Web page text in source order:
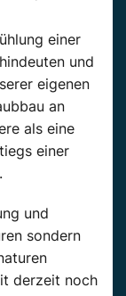
einer
und
eigenen
an
als eine
einer
und
sondern
derzeit noch